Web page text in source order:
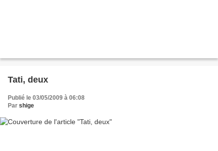
Tati, deux
Publié le 03/05/2009 à 06:08
Par shige